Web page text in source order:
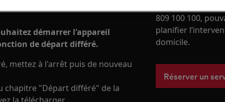
démarrer l'appareil
de départ différé.
mettez à l'arrêt puis de nouveau
chapitre "Départ différé" de la
avec notre
809 100 100,
planifier
domicile.
Réserver un